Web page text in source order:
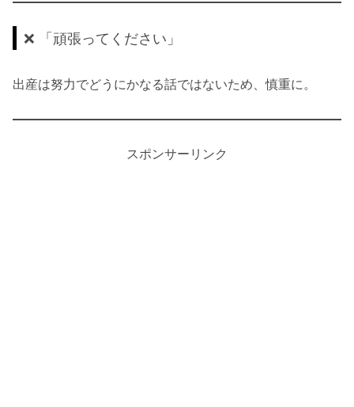
❌ 「頑張ってください」
出産は努力でどうにかなる話ではないため、慎重に。
スポンサーリンク